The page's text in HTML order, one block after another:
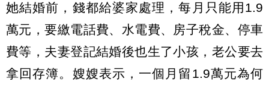
她結婚前，錢都給婆家處理，每月只能用1.9
萬元，要繳電話費、水電費、房子稅金、停車
費等，夫妻登記結婚後也生了小孩，老公要去
拿回存簿。嫂嫂表示，一個月留1.9萬元為何